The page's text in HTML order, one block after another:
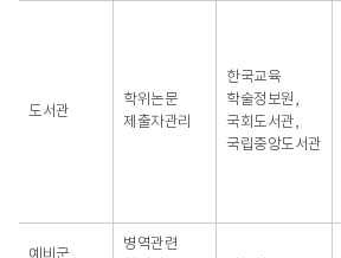
도서관
학위논문
제출자관리
한국교육
학술정보원,
국회도서관,
국립중앙도서관
병역관련